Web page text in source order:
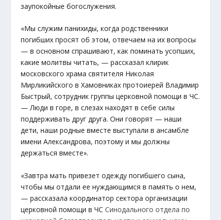
заупокойные богослужения.
«Мы служим панихиды, когда родственники
погибших просят об этом, отвечаем на их вопросы
— в основном спрашивают, как поминать усопших,
какие молитвы читать, — рассказал клирик
московского храма святителя Николая
Мирликийского в Хамовниках протоиерей Владимир
Быстрый, сотрудник группы церковной помощи в ЧС.
— Люди в горе, в слезах находят в себе силы
поддерживать друг друга. Они говорят — наши
дети, наши родные вместе выступали в ансамбле
имени Александрова, поэтому и мы должны
держаться вместе».
«Завтра мать привезет одежду погибшего сына,
чтобы мы отдали ее нуждающимся в память о нем,
— рассказала координатор сектора организации
церковной помощи в ЧССинодального отдела по